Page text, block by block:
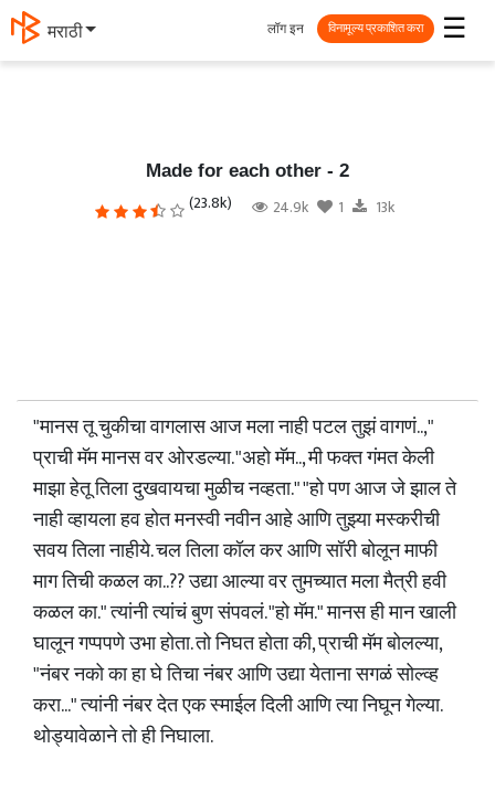
मराठी ☰
लॉग इन विनामूल्य प्रकाशित करा
Made for each other - 2
(23.8k) 24.9k 1 13k
"मानस तू चुकीचा वागलास आज मला नाही पटल तुझं वागणं..,"
प्राची मॅम मानस वर ओरडल्या. "अहो मॅम.., मी फक्त गंमत केली
माझा हेतू तिला दुखवायचा मुळीच नव्हता." "हो पण आज जे झाल ते
नाही व्हायला हव होत मनस्वी नवीन आहे आणि तुझ्या मस्करीची
सवय तिला नाहीये. चल तिला कॉल कर आणि सॉरी बोलून माफी
माग तिची कळल का..?? उद्या आल्या वर तुमच्यात मला मैत्री हवी
कळल का." त्यांनी त्यांचं बुण संपवलं. "हो मॅम." मानस ही मान खाली
घालून गप्पपणे उभा होता. तो निघत होता की, प्राची मॅम बोलल्या,
"नंबर नको का हा घे तिचा नंबर आणि उद्या येताना सगळं सोल्व्ह
करा..." त्यांनी नंबर देत एक स्माईल दिली आणि त्या निघून गेल्या.
थोड्यावेळाने तो ही निघाला.